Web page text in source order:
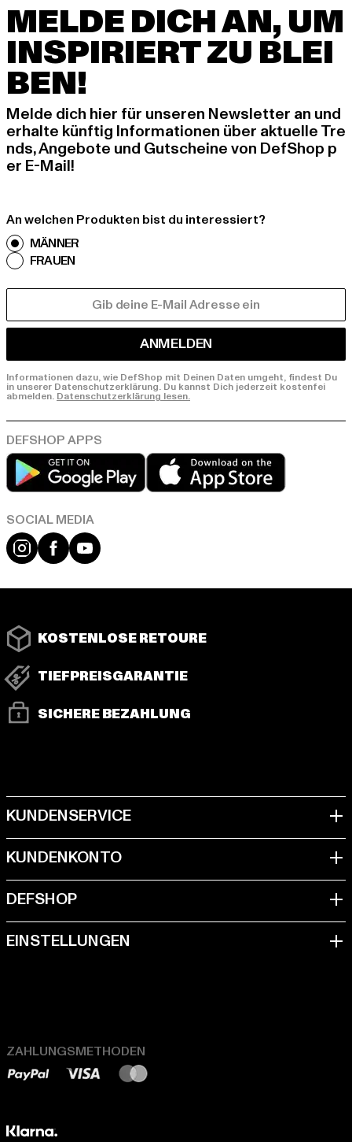
MELDE DICH AN, UM
INSPIRIERT ZU BLEI
BEN!
Melde dich hier für unseren Newsletter an und
erhalte künftig Informationen über aktuelle Tre
nds, Angebote und Gutscheine von DefShop p
er E-Mail!
An welchen Produkten bist du interessiert?
MÄNNER
FRAUEN
ANMELDEN
Informationen dazu, wie DefShop mit Deinen Daten umgeht, findest Du
in unserer Datenschutzerklärung. Du kannst Dich jederzeit kostenfei
abmelden.Datenschutzerklärung lesen.
Play market
App store
Instagram
FacebookYouTube
KOSTENLOSE RETOURE
TIEFPREISGARANTIE
SICHERE BEZAHLUNG
ZAHLUNGSMETHODEN